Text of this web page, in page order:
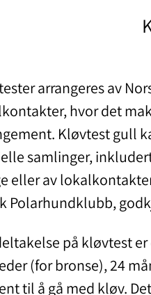
arrangeres av
hvor det
Kløvtest gull
samlinger,
eller av
Polarhundklubb,
på kløvtest
(for bronse), 24
til å gå med kløv.